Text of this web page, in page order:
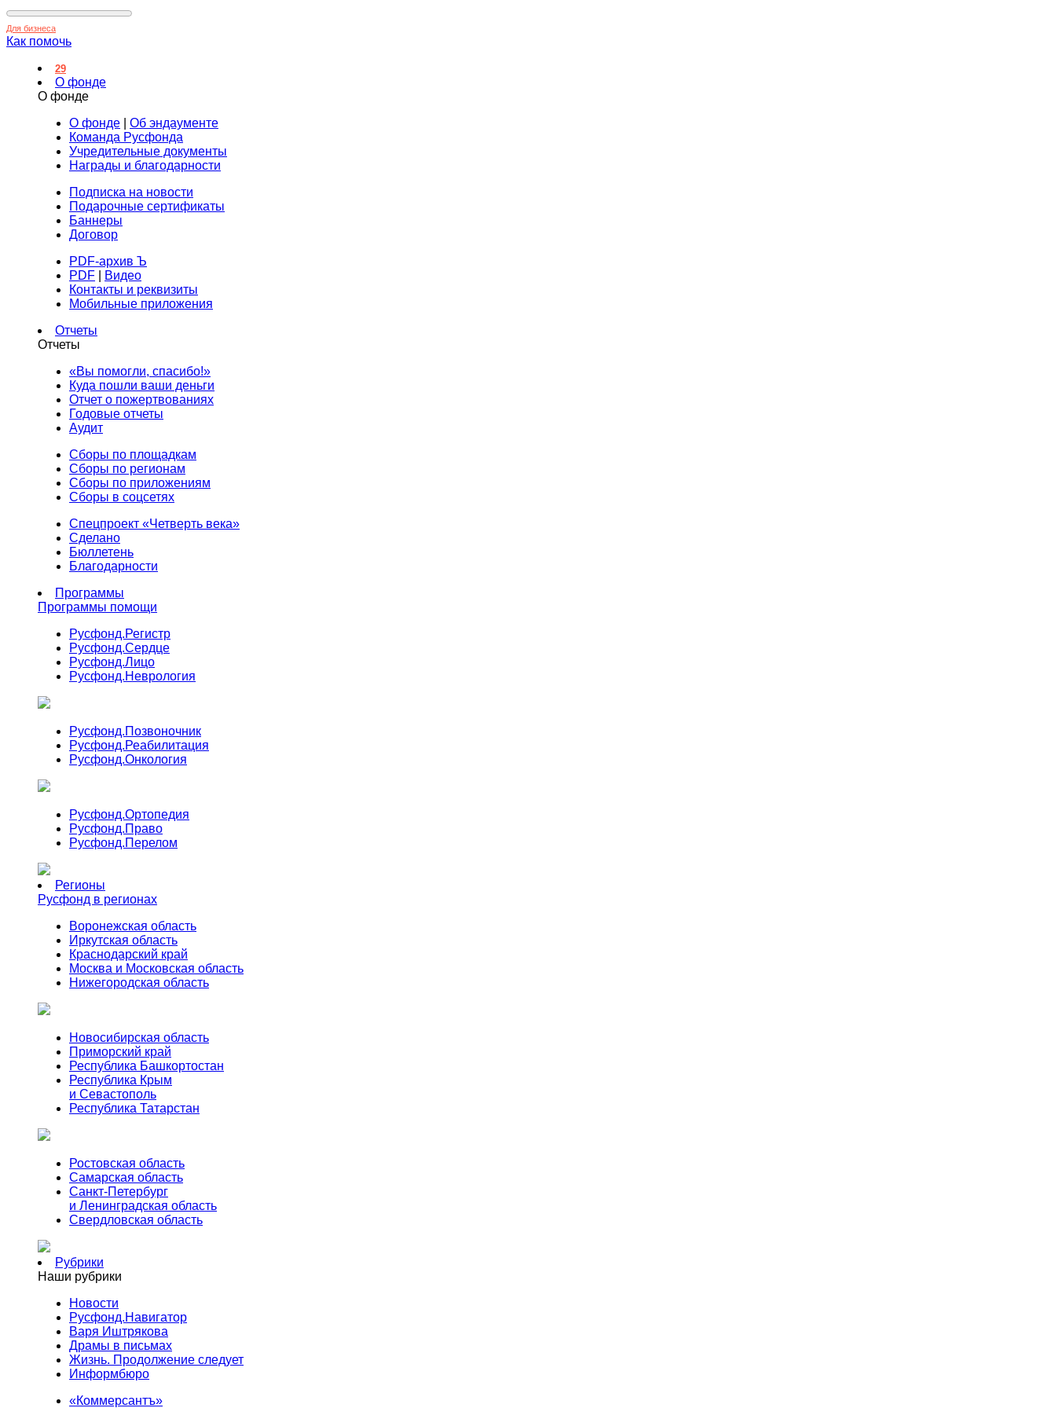
Для бизнеса
Как помочь
29
О фонде
О фонде
О фонде
Об эндаументе
Команда Русфонда
Учредительные документы
Награды и благодарности
Подписка на новости
Подарочные сертификаты
Баннеры
Договор
PDF-архив Ъ
PDF
Видео
Контакты и реквизиты
Мобильные приложения
Отчеты
Отчеты
«Вы помогли, спасибо!»
Куда пошли ваши деньги
Отчет о пожертвованиях
Годовые отчеты
Аудит
Сборы по площадкам
Сборы по регионам
Сборы по приложениям
Сборы в соцсетях
Спецпроект «Четверть века»
Сделано
Бюллетень
Благодарности
Программы
Программы помощи
Русфонд.Регистр
Русфонд.Сердце
Русфонд.Лицо
Русфонд.Неврология
Русфонд.Позвоночник
Русфонд.Реабилитация
Русфонд.Онкология
Русфонд.Ортопедия
Русфонд.Право
Русфонд.Перелом
Регионы
Русфонд в регионах
Воронежская область
Иркутская область
Краснодарский край
Москва и Московская область
Нижегородская область
Новосибирская область
Приморский край
Республика Башкортостан
Республика Крым
и Севастополь
Республика Татарстан
Ростовская область
Самарская область
Санкт-Петербург
и Ленинградская область
Свердловская область
Рубрики
Наши рубрики
Новости
Русфонд.Навигатор
Варя Иштрякова
Драмы в письмах
Жизнь. Продолжение следует
Информбюро
«Коммерсантъ»